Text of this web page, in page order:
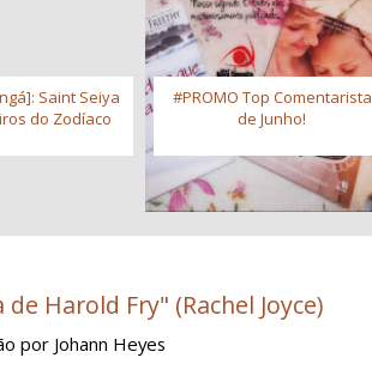
Saint Seiya
do Zodíaco
#PROMO Top Comentarista
de Junho!
Harold Fry" (Rachel Joyce)
por Johann Heyes